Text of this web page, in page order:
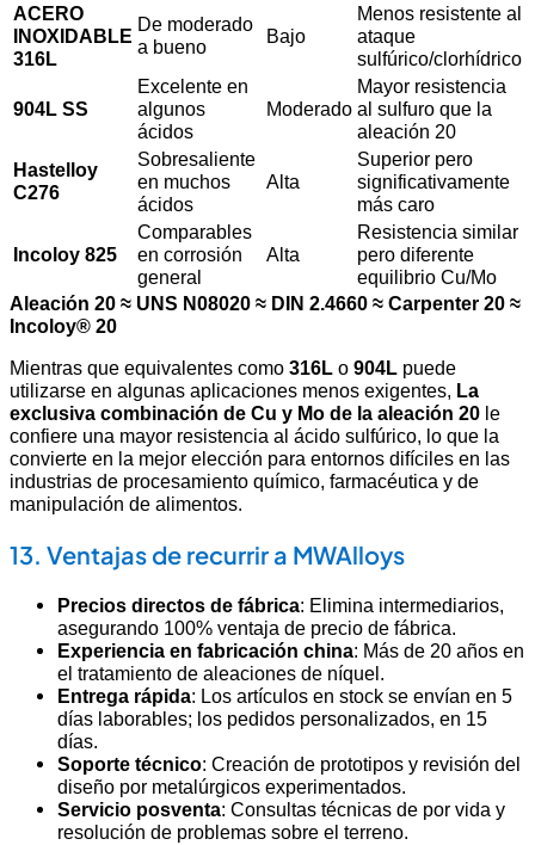
ACERO
INOXIDABLE
316L
De moderado
a bueno
Bajo
Menos resistente al
ataque
sulfúrico/clorhídrico
904L SS
Excelente en
algunos
ácidos
Moderado
Mayor resistencia
al sulfuro que la
aleación 20
Hastelloy
C276
Sobresaliente
en muchos
ácidos
Alta
Superior pero
significativamente
más caro
Incoloy 825
Comparables
en corrosión
general
Alta
Resistencia similar
pero diferente
equilibrio Cu/Mo
Aleación 20 ≈ UNS N08020 ≈ DIN 2.4660 ≈ Carpenter 20 ≈
Incoloy® 20
Mientras que equivalentes como 316L o 904L puede
utilizarse en algunas aplicaciones menos exigentes, La
exclusiva combinación de Cu y Mo de la aleación 20 le
confiere una mayor resistencia al ácido sulfúrico, lo que la
convierte en la mejor elección para entornos difíciles en las
industrias de procesamiento químico, farmacéutica y de
manipulación de alimentos.
13. Ventajas de recurrir a MWAlloys
Precios directos de fábrica: Elimina intermediarios,
asegurando 100% ventaja de precio de fábrica.
Experiencia en fabricación china: Más de 20 años en
el tratamiento de aleaciones de níquel.
Entrega rápida: Los artículos en stock se envían en 5
días laborables; los pedidos personalizados, en 15
días.
Soporte técnico: Creación de prototipos y revisión del
diseño por metalúrgicos experimentados.
Servicio posventa: Consultas técnicas de por vida y
resolución de problemas sobre el terreno.